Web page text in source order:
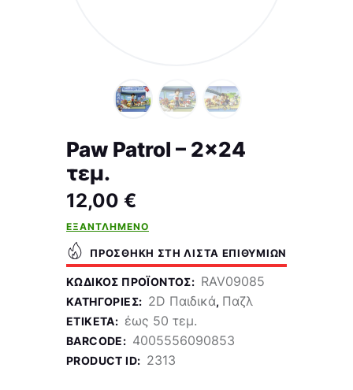
Paw Patrol – 2×24
τεμ.
12,00 €
ΕΞΑΝΤΛΗΜΈΝΟ
ΠΡΟΣΘΉΚΗ ΣΤΗ ΛΊΣΤΑ ΕΠΙΘΥΜΙΏΝ
ΚΩΔΙΚΌΣ ΠΡΟΪΌΝΤΟΣ: RAV09085
ΚΑΤΗΓΟΡΊΕΣ: 2D Παιδικά, Παζλ
ΕΤΙΚΈΤΑ: έως 50 τεμ.
BARCODE: 4005556090853
PRODUCT ID: 2313